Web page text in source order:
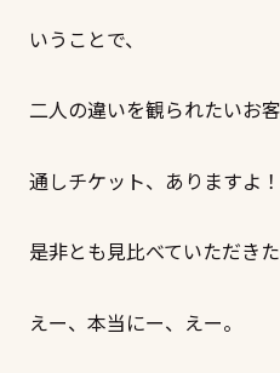
いうことで、
二人の違いを観られたいお客
通しチケット、ありますよ！
是非とも見比べていただきた
えー、本当にー、えー。